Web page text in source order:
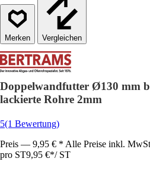
Vergleichen
Doppelwandfutter Ø130 mm
lackierte Rohre 2mm
5(1 Bewertung)
Preis — 9,95 € * Alle Preise inkl.
pro ST9,95 €*/ ST